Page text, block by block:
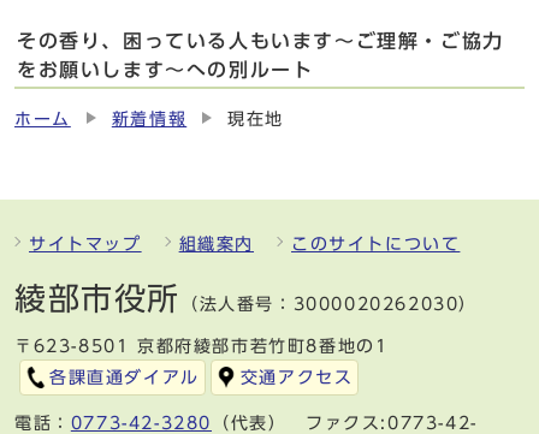
その香り、困っている人もいます～ご理解・ご協力
をお願いします～への別ルート
ホーム 新着情報 現在地
サイトマップ 組織案内 このサイトについて
綾部市役所 （法人番号：3000020262030）
〒623-8501 京都府綾部市若竹町8番地の1
各課直通ダイアル
交通アクセス
電話： 0773-42-3280
（代表） ファクス:0773-42-